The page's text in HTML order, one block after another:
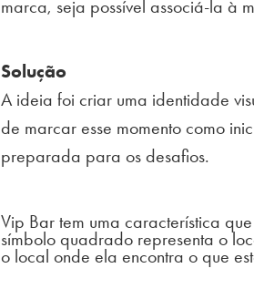
marca, seja possível associá-la à
Solução
A ideia foi criar uma identidade
de marcar esse momento como
preparada para os desafios.
Vip Bar tem uma característica
símbolo quadrado representa o
o local onde ela encontra o que